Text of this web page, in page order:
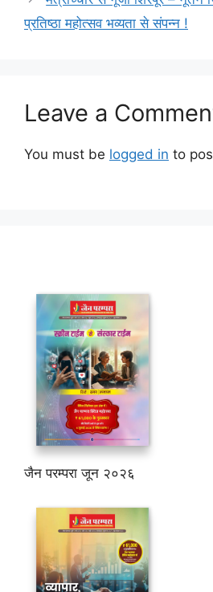
प्रतिष्ठा महोत्सव भव्यता से संपन्न !
Leave a
You must be logged in to
जैन परम्परा जून २०२६